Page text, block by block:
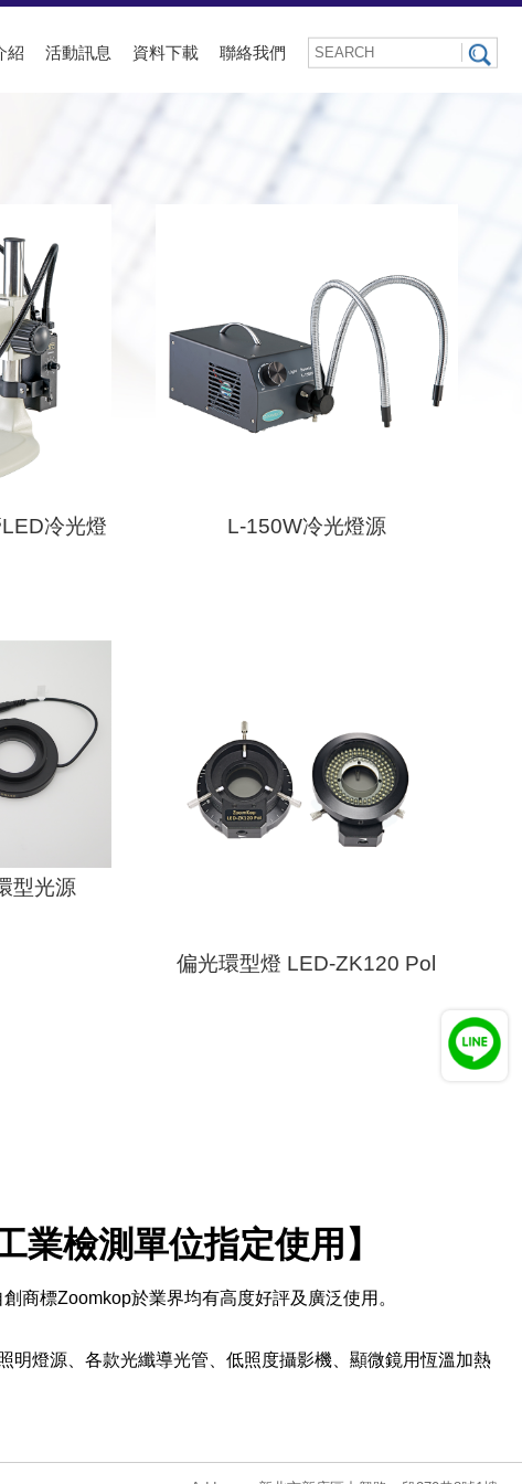
紹 活動訊息 資料下載 聯絡我們
冷光燈
L-150W冷光燈源
型光源
偏光環型燈 LED-ZK120 Pol
業檢測單位指定使用】
商標Zoomkop於業界均有高度好評及廣泛使用。
明燈源、各款光纖導光管、低照度攝影機、顯微鏡用恆溫加熱